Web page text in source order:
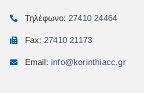
Τηλέφωνο: 27410 24464
Fax: 27410 21173
Email: info@korinthiacc.gr